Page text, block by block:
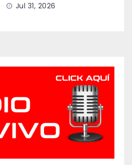
Jul 31, 2026